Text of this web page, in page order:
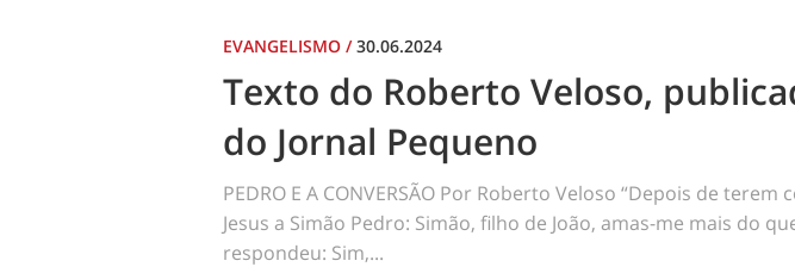
EVANGELISMO /30.06.2024
Texto do Roberto Veloso,
do Jornal Pequeno
PEDRO E A CONVERSÃO Por Roberto Veloso “Depois de
Jesus a Simão Pedro: Simão, filho de João, amas-me mais do
respondeu: Sim,...